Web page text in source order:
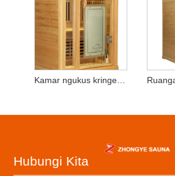
Kamar ngukus kringet kayu wong tunggal
Hubungi Kita